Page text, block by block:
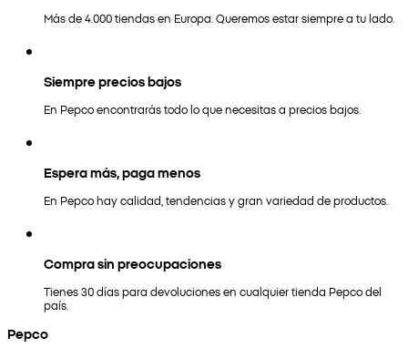
Más de 4.000 tiendas en Europa. Queremos estar siempre a tu lado.
Siempre precios bajos
En Pepco encontrarás todo lo que necesitas a precios bajos.
Espera más, paga menos
En Pepco hay calidad, tendencias y gran variedad de productos.
Compra sin preocupaciones
Tienes 30 días para devoluciones en cualquier tienda Pepco del
país.
Pepco